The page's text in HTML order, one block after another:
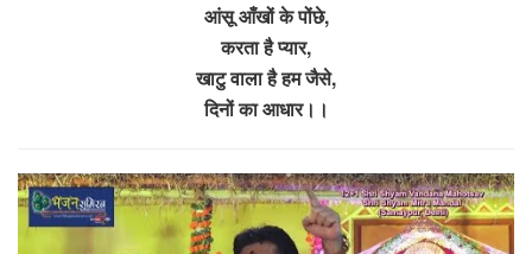
आंसू आँखों के पोंछे,
करता है प्यार,
खाटु वाला है हम जैसे,
दिनों का आधार।।